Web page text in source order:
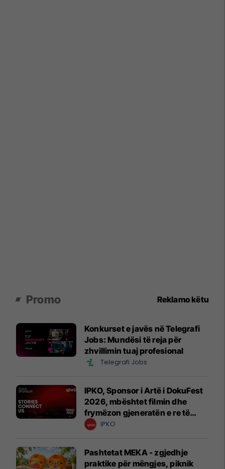
Promo Reklamo këtu
Konkurset e javës në Telegrafi
Jobs: Mundësi të reja për
zhvillimin tuaj profesional
Telegrafi Jobs
IPKO, Sponsor i Artë i DokuFest
2026, mbështet filmin dhe
frymëzon gjeneratën e re të
krijuesve
IPKO
Pashtetat MEKA - zgjedhje
praktike për mëngjes, piknik